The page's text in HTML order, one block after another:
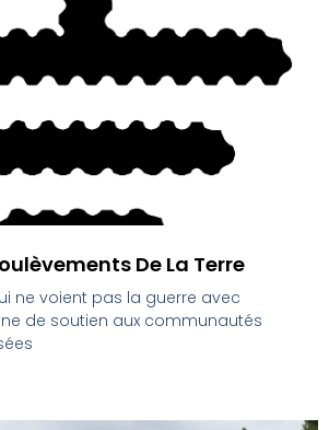
De La Terre
ne voient pas la guerre avec
de soutien aux communautés